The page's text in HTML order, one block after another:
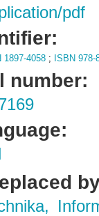
pdf
1897-4058 ; ISBN 978-
number: